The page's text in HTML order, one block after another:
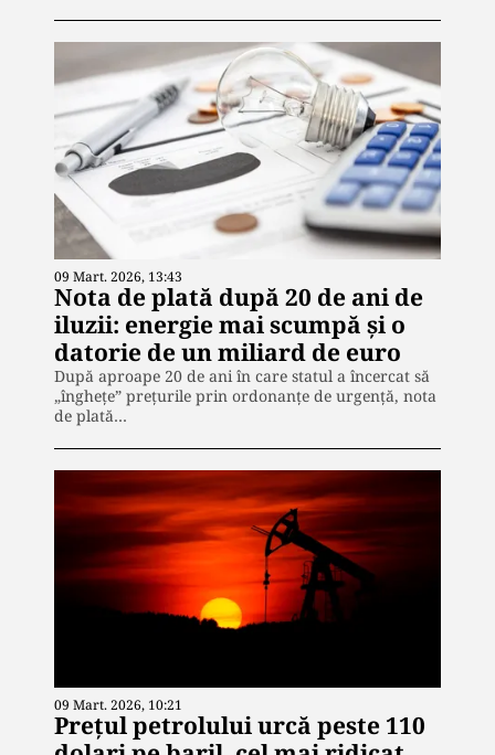
09 Mart. 2026, 13:43
Nota de plată după 20 de ani de
iluzii: energie mai scumpă și o
datorie de un miliard de euro
După aproape 20 de ani în care statul a încercat să
„înghețe” prețurile prin ordonanțe de urgență, nota
de plată…
09 Mart. 2026, 10:21
Prețul petrolului urcă peste 110